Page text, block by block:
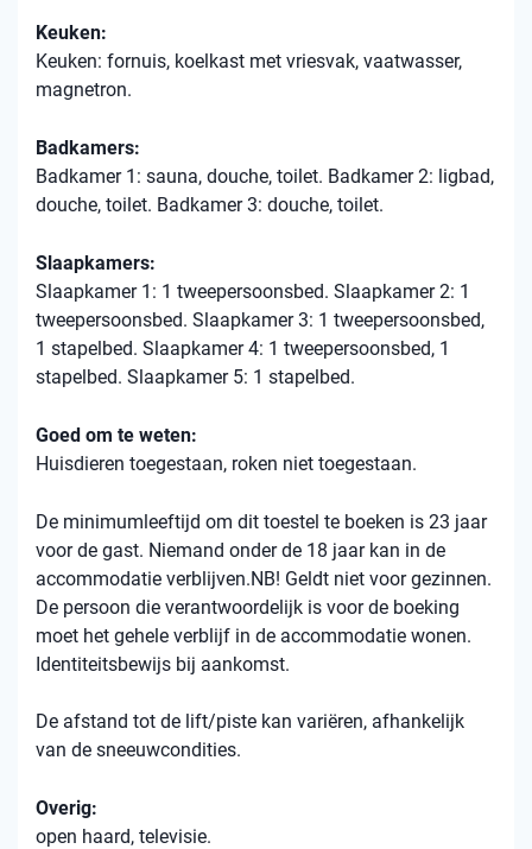
Keuken:
Keuken: fornuis, koelkast met vriesvak, vaatwasser,
magnetron.
Badkamers:
Badkamer 1: sauna, douche, toilet. Badkamer 2: ligbad,
douche, toilet. Badkamer 3: douche, toilet.
Slaapkamers:
Slaapkamer 1: 1 tweepersoonsbed. Slaapkamer 2: 1
tweepersoonsbed. Slaapkamer 3: 1 tweepersoonsbed,
1 stapelbed. Slaapkamer 4: 1 tweepersoonsbed, 1
stapelbed. Slaapkamer 5: 1 stapelbed.
Goed om te weten:
Huisdieren toegestaan, roken niet toegestaan.
De minimumleeftijd om dit toestel te boeken is 23 jaar
voor de gast. Niemand onder de 18 jaar kan in de
accommodatie verblijven.NB! Geldt niet voor gezinnen.
De persoon die verantwoordelijk is voor de boeking
moet het gehele verblijf in de accommodatie wonen.
Identiteitsbewijs bij aankomst.
De afstand tot de lift/piste kan variëren, afhankelijk
van de sneeuwcondities.
Overig:
open haard, televisie.